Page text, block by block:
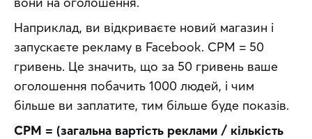
Наприклад, ви відкриваєте новий магазин і
запускаєте рекламу в Facebook. CPM = 50
гривень. Це значить, що за 50 гривень ваше
оголошення побачить 1000 людей, і чим
більше ви заплатите, тим більше буде показів.
CPM = (загальна вартість реклами / кількість